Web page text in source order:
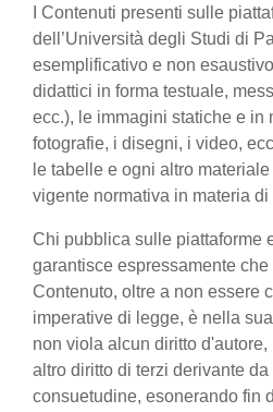
I Contenuti presenti sulle
dell’Università degli Studi di
esemplificativo e non
didattici in forma testuale,
ecc.), le immagini statiche e in
fotografie, i disegni, i video,
le tabelle e ogni altro
vigente normativa in materia
Chi pubblica sulle piattaforme
garantisce espressamente
Contenuto, oltre a non essere
imperative di legge, è nella
non viola alcun diritto
altro diritto di terzi derivante
consuetudine, esonerando fin